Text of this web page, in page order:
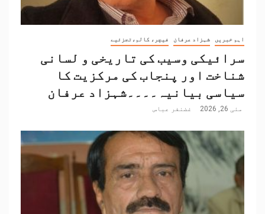
اہم خبریں شہزاد عرفان فیچر، کالم،تجزئیے
سرائیکی وسیب کی تاریخی و لسانی
شناخت اور پنجاب کی مرکزیت کا
سیاسی بیانیہ۔۔۔۔شہزاد عرفان
مئی 26, 2026 غضنفر عباس